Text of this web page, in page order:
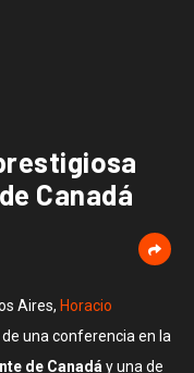
Canadá
Aires, Horacio
una conferencia en la
de Canadá y una de